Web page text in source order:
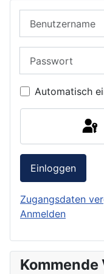
Automatisch
Einloggen
Zugangsdaten
Anmelden